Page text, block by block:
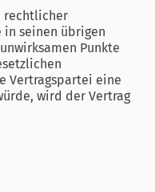
rechtlicher
in seinen übrigen
Punkte
Vertragspartei eine
wird der Vertrag